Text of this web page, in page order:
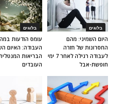
בלוגים
עומס הודעות
העבודה: האיום
הבריאות
העובדים
בלוגים
היום השמיני: מהם
החסרונות של חזרה
לעבודה רגילה לאחר 7 ימי
חופשת-אבל